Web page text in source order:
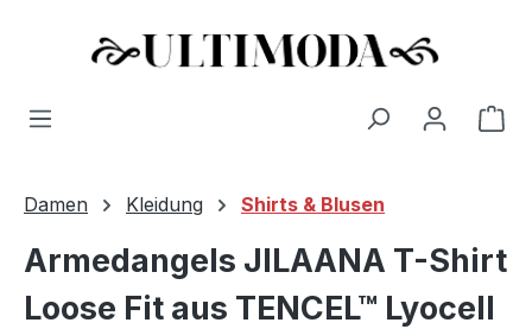
Zum Hauptinhalt springen
Damen Kleidung Shirts & Blusen
Armedangels JILAANA T-Shirt
Loose Fit aus TENCEL™ Lyocell